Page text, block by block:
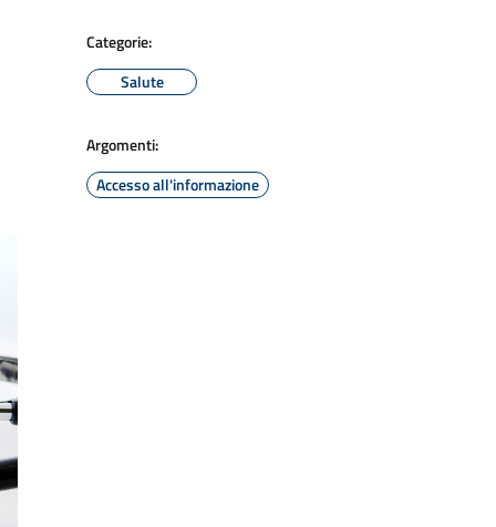
Categorie:
Salute
Argomenti:
Accesso all'informazione